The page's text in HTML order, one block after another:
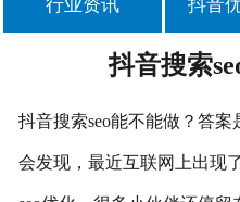
行业资讯 抖音
抖音搜索
抖音搜索seo能不能做？答
会发现，最近互联网上出